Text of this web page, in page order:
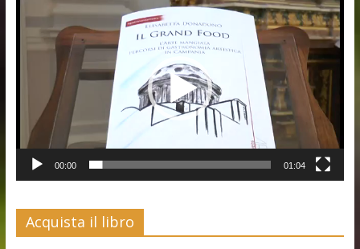
Player
00:00 01:04
Acquista il libro